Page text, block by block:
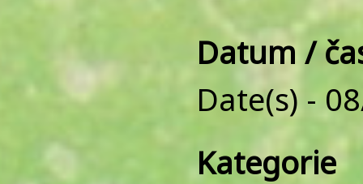
Datum /
Date(s) -
Kategorie